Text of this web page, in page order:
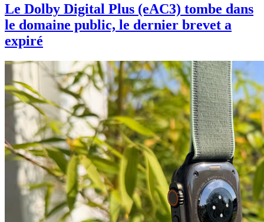
Le Dolby Digital Plus (eAC3) tombe dans
le domaine public, le dernier brevet a
expiré